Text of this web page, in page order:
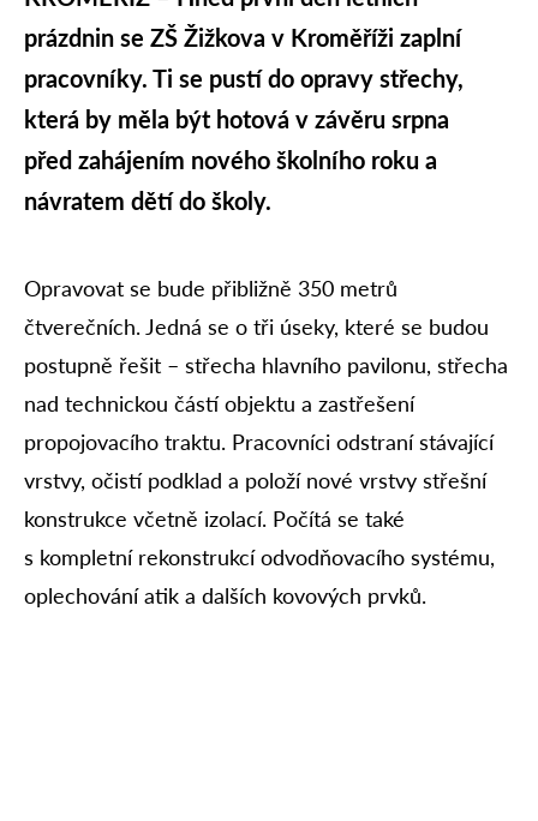
prázdnin se ZŠ Žižkova v Kroměříži zaplní
pracovníky. Ti se pustí do opravy střechy,
která by měla být hotová v závěru srpna
před zahájením nového školního roku a
návratem dětí do školy.
Opravovat se bude přibližně 350 metrů
čtverečních. Jedná se o tři úseky, které se budou
postupně řešit – střecha hlavního pavilonu, střecha
nad technickou částí objektu a zastřešení
propojovacího traktu. Pracovníci odstraní stávající
vrstvy, očistí podklad a položí nové vrstvy střešní
konstrukce včetně izolací. Počítá se také
s kompletní rekonstrukcí odvodňovacího systému,
oplechování atik a dalších kovových prvků.